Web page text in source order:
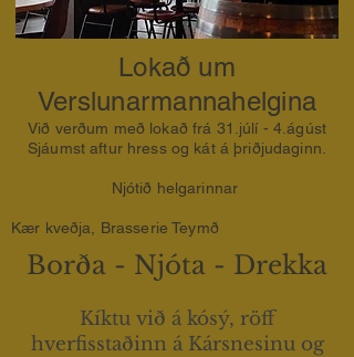
Lokað um
Verslunarmannahelgina
Við verðum með lokað frá 31.júlí - 4.ágúst
Sjáumst aftur hress og kát á þriðjudaginn.
Njótið helgarinnar
Kær kveðja, Brasserie Teymð
Borða - Njóta - Drekka
Kíktu við á kósý, röff
hverfisstaðinn á Kársnesinu og